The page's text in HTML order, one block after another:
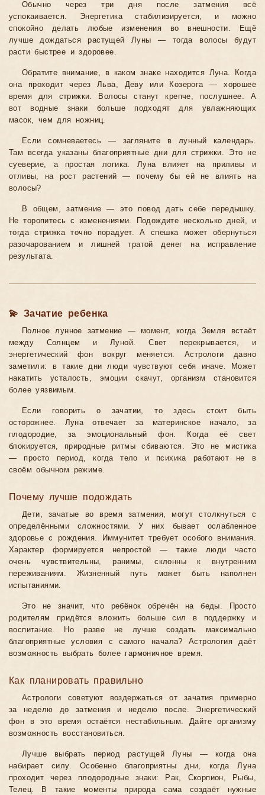
Обычно через три дня после затмения всё
успокаивается. Энергетика стабилизируется, и можно
спокойно делать любые изменения во внешности. Ещё
лучше дождаться растущей Луны — тогда волосы будут
расти быстрее и здоровее.
Обратите внимание, в каком знаке находится Луна. Когда
она проходит через Льва, Деву или Козерога — хорошее
время для стрижки. Волосы станут крепче, послушнее. А
вот водные знаки больше подходят для увлажняющих
масок, чем для ножниц.
Если сомневаетесь — загляните в лунный календарь.
Там всегда указаны благоприятные дни для стрижки. Это не
суеверие, а простая логика. Луна влияет на приливы и
отливы, на рост растений — почему бы ей не влиять на
волосы?
В общем, затмение — это повод дать себе передышку.
Не торопитесь с изменениями. Подождите несколько дней, и
тогда стрижка точно порадует. А спешка может обернуться
разочарованием и лишней тратой денег на исправление
результата.
💫 Зачатие ребенка
Полное лунное затмение — момент, когда Земля встаёт
между Солнцем и Луной. Свет перекрывается, и
энергетический фон вокруг меняется. Астрологи давно
заметили: в такие дни люди чувствуют себя иначе. Может
накатить усталость, эмоции скачут, организм становится
более уязвимым.
Если говорить о зачатии, то здесь стоит быть
осторожнее. Луна отвечает за материнское начало, за
плодородие, за эмоциональный фон. Когда её свет
блокируется, природные ритмы сбиваются. Это не мистика
— просто период, когда тело и психика работают не в
своём обычном режиме.
Почему лучше подождать
Дети, зачатые во время затмения, могут столкнуться с
определёнными сложностями. У них бывает ослабленное
здоровье с рождения. Иммунитет требует особого внимания.
Характер формируется непростой — такие люди часто
очень чувствительны, ранимы, склонны к внутренним
переживаниям. Жизненный путь может быть наполнен
испытаниями.
Это не значит, что ребёнок обречён на беды. Просто
родителям придётся вложить больше сил в поддержку и
воспитание. Но разве не лучше создать максимально
благоприятные условия с самого начала? Астрология даёт
возможность выбрать более гармоничное время.
Как планировать правильно
Астрологи советуют воздержаться от зачатия примерно
за неделю до затмения и неделю после. Энергетический
фон в это время остаётся нестабильным. Дайте организму
возможность восстановиться.
Лучше выбрать период растущей Луны — когда она
набирает силу. Особенно благоприятны дни, когда Луна
проходит через плодородные знаки: Рак, Скорпион, Рыбы,
Телец. В такие моменты природа сама создаёт нужные